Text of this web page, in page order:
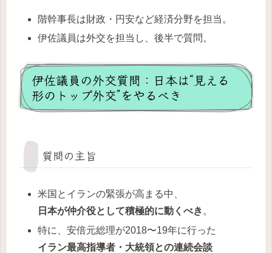
階幹事長は財政・円安など経済分野を担当。
伊佐議員は外交を担当し、後半で質問。
伊佐議員の外交質問：日本は“見える
形のトップ外交”をやるべき
質問の主旨
米国とイランの緊張が高まる中、
日本が仲介役として積極的に動くべき。
特に、安倍元総理が2018〜19年に行った
イラン最高指導者・大統領との連続会談